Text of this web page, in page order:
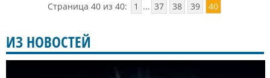
Страница 40 из 40: 1 ... 37 38 39 40
ИЗ НОВОСТЕЙ